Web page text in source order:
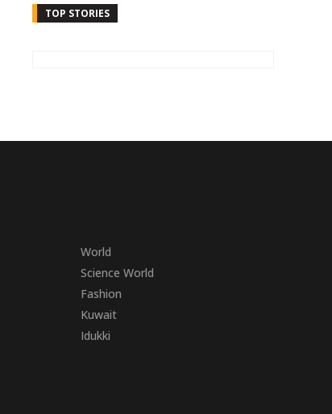
TOP STORIES
World
Science World
Fashion
Kuwait
Idukki